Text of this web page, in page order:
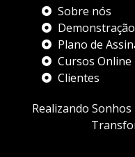
Sobre nós
Demonstração
Plano de
Cursos Online
Clientes
Realizando Sonhos